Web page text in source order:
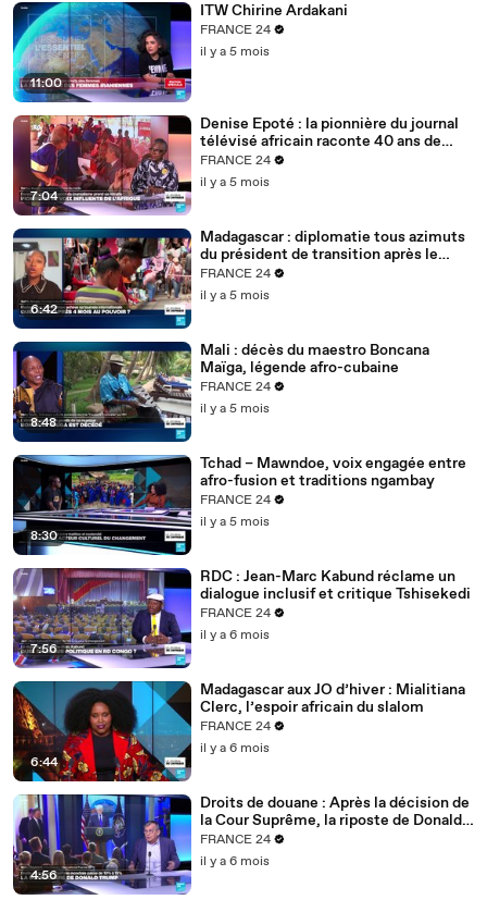
11:00
ITW Chirine Ardakani
FRANCE 24
il y a 5 mois
7:04
Denise Epoté : la pionnière du journal
télévisé africain raconte 40 ans de
carrière
FRANCE 24
il y a 5 mois
6:42
Madagascar : diplomatie tous azimuts
du président de transition après le
putsch
FRANCE 24
il y a 5 mois
8:48
Mali : décès du maestro Boncana
Maïga, légende afro-cubaine
FRANCE 24
il y a 5 mois
8:30
Tchad – Mawndoe, voix engagée entre
afro-fusion et traditions ngambay
FRANCE 24
il y a 5 mois
7:56
RDC : Jean-Marc Kabund réclame un
dialogue inclusif et critique Tshisekedi
FRANCE 24
il y a 6 mois
6:44
Madagascar aux JO d’hiver : Mialitiana
Clerc, l’espoir africain du slalom
FRANCE 24
il y a 6 mois
4:56
Droits de douane : Après la décision de
la Cour Suprême, la riposte de Donald
Trump
FRANCE 24
il y a 6 mois